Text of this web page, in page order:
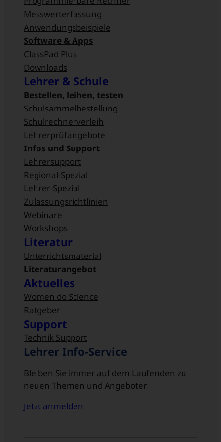
Messwert­erfassung
Anwendungsbeispiele
Software & Apps
ClassPad Plus
Downloads
Lehrer & Schule
Bestellen, leihen, testen
Schulsammel­bestellung
Schulrechnerverleih
Lehrerprüfangebote
Infos und Support
Lehrersupport
Regional-Spezial
Lehrer-Spezial
Zulassungsrichtlinien
Webinare
Workshops
Literatur
Unterrichtsmaterial
Literaturangebot
Aktuelles
Women do Science
Ratgeber
Support
Technik Support
Lehrer Info-Service
Bleiben Sie immer auf dem Laufenden zu
neuen Themen und Angeboten
Jetzt anmelden